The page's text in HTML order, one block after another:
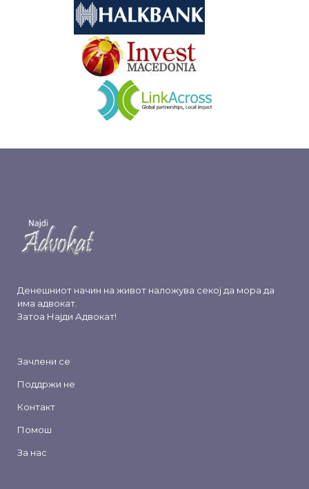
Денешниот начин на живот наложува секој да мора да
има адвокат.
Затоа Најди Адвокат!
Зачлени се
Поддржи не
Контакт
Помош
За нас